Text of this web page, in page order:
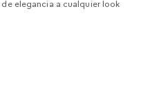
elegancia a cualquier look